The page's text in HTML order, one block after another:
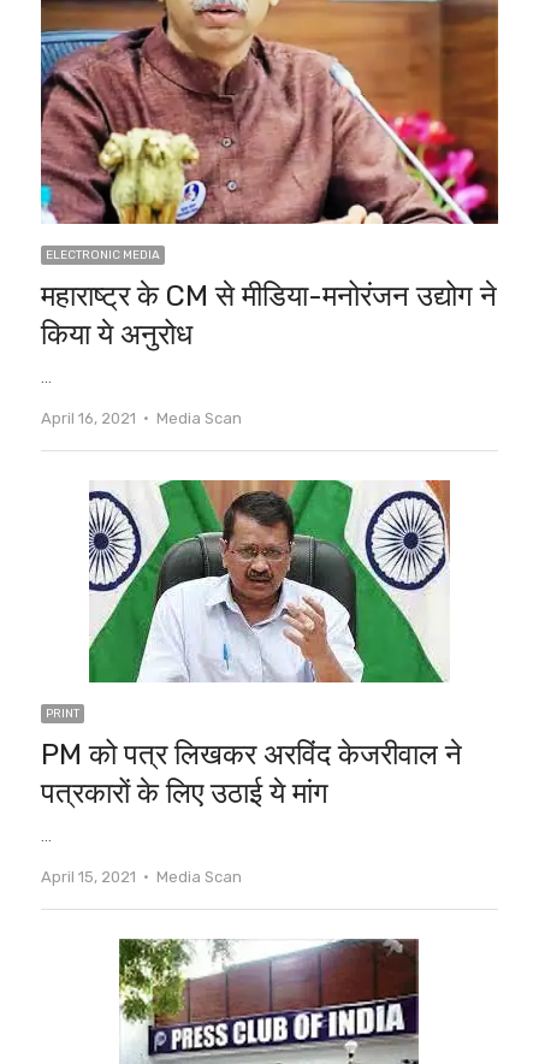
ELECTRONIC MEDIA
महाराष्ट्र के CM से मीडिया-मनोरंजन उद्योग ने
किया ये अनुरोध
…
April 16, 2021 Author
Media Scan
PRINT
PM को पत्र लिखकर अरविंद केजरीवाल ने
पत्रकारों के लिए उठाई ये मांग
…
April 15, 2021 Author
Media Scan